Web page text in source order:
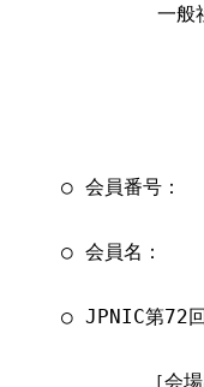
一般
○ 会員番号：
○ 会員名：
○ JPNIC第72
［会場